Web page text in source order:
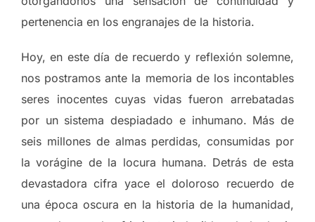
pertenencia en los engranajes de la historia.
Hoy, en este día de recuerdo y reflexión solemne,
nos postramos ante la memoria de los incontables
seres inocentes cuyas vidas fueron arrebatadas
por un sistema despiadado e inhumano. Más de
seis millones de almas perdidas, consumidas por
la vorágine de la locura humana. Detrás de esta
devastadora cifra yace el doloroso recuerdo de
una época oscura en la historia de la humanidad,